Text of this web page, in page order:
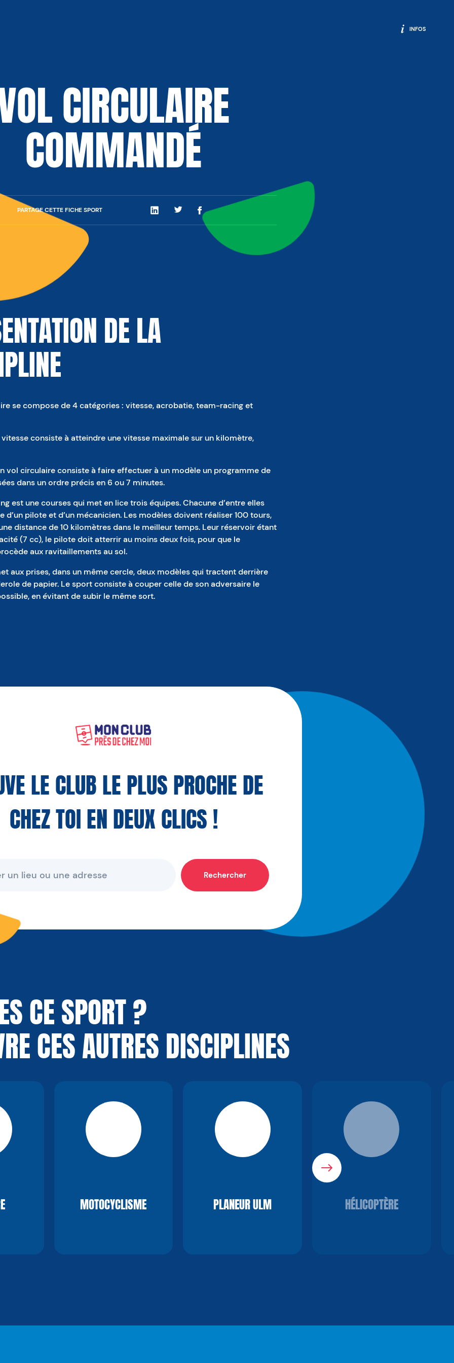
INFOS
CIRCULAIRE
COMMANDÉ
PARTAGE CETTE FICHE SPORT LinkedInTwitterFacebook
DE LA
se compose de 4 catégories : vitesse, acrobatie, team-racing et
vitesse consiste à atteindre une vitesse maximale sur un kilomètre,
vol circulaire consiste à faire effectuer à un modèle un programme de
dans un ordre précis en 6 ou 7 minutes.
est une courses qui met en lice trois équipes. Chacune d’entre elles
d’un pilote et d’un mécanicien. Les modèles doivent réaliser 100 tours,
distance de 10 kilomètres dans le meilleur temps. Leur réservoir étant
(7 cc), le pilote doit atterrir au moins deux fois, pour que le
aux ravitaillements au sol.
aux prises, dans un même cercle, deux modèles qui tractent derrière
de papier. Le sport consiste à couper celle de son adversaire le
en évitant de subir le même sort.
LE CLUB LE PLUS PROCHE DE
CHEZ TOI EN DEUX CLICS !
Rechercher
CE SPORT ?
CES AUTRES DISCIPLINES
MOTOCYCLISME PLANEUR ULM HÉLICOPTÈRE